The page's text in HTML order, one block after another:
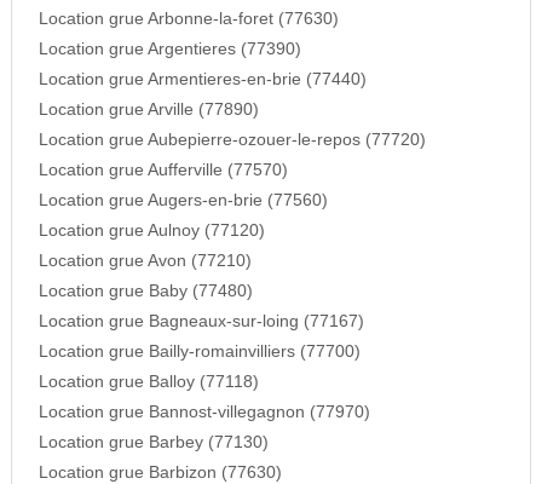
Location grue Arbonne-la-foret (77630)
Location grue Argentieres (77390)
Location grue Armentieres-en-brie (77440)
Location grue Arville (77890)
Location grue Aubepierre-ozouer-le-repos (77720)
Location grue Aufferville (77570)
Location grue Augers-en-brie (77560)
Location grue Aulnoy (77120)
Location grue Avon (77210)
Location grue Baby (77480)
Location grue Bagneaux-sur-loing (77167)
Location grue Bailly-romainvilliers (77700)
Location grue Balloy (77118)
Location grue Bannost-villegagnon (77970)
Location grue Barbey (77130)
Location grue Barbizon (77630)